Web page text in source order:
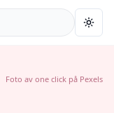
Foto av one click på Pexels